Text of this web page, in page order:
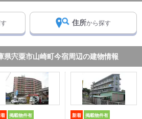
住所から探す
県宍粟市山崎町今宿周辺の建物情報
掲載物件有 新着 掲載物件有